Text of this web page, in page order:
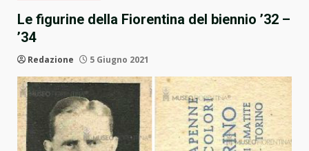
Le figurine della Fiorentina del biennio ’32 –
’34
Redazione 5 Giugno 2021